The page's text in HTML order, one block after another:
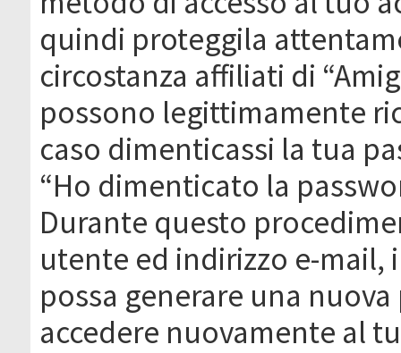
quindi proteggila
circostanza affiliati di
possono legittimamente
caso dimenticassi la tua
“Ho dimenticato la
Durante questo
utente ed indirizzo e-mail,
possa generare una
accedere nuovamente al